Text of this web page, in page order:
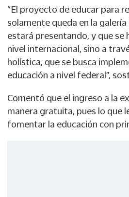
“El proyecto de educar para
solamente queda en la
estará presentando, y que se
nivel internacional, sino a
holística, que se busca
educación a nivel federal”,
Comentó que el ingreso a la
manera gratuita, pues lo que
fomentar la educación con